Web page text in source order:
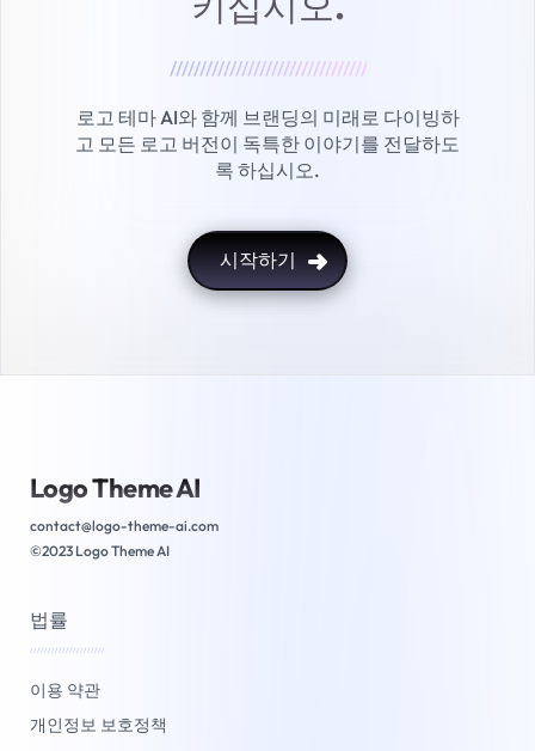
/////////////////////////////////
로고 테마 AI와 함께 브랜딩의 미래로 다이빙하
고 모든 로고 버전이 독특한 이야기를 전달하도
록 하십시오.
시작하기
Logo Theme AI
contact@logo-theme-ai.com
©2023 Logo Theme AI
법률
/////////////////////
이용 약관
개인정보 보호정책